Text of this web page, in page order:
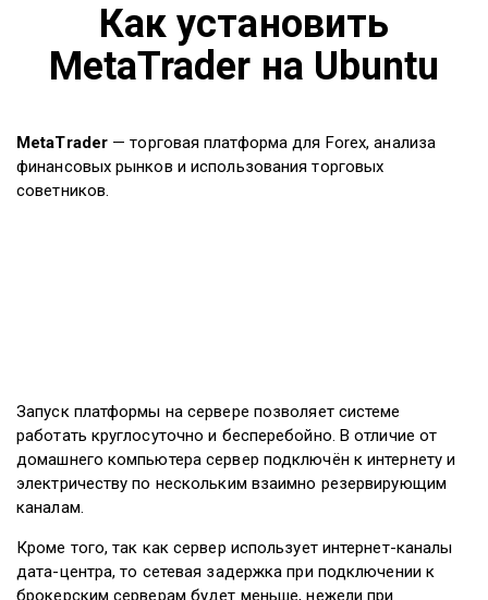
Как установить
MetaTrader на Ubuntu
MetaTrader — торговая платформа для Forex, анализа
финансовых рынков и использования торговых
советников.
Запуск платформы на сервере позволяет системе
работать круглосуточно и бесперебойно. В отличие от
домашнего компьютера сервер подключён к интернету и
электричеству по нескольким взаимно резервирующим
каналам.
Кроме того, так как сервер использует интернет-каналы
дата-центра, то сетевая задержка при подключении к
брокерским серверам будет меньше, нежели при